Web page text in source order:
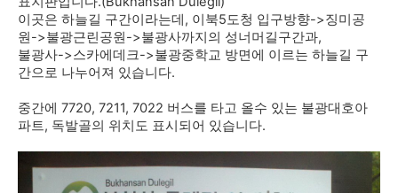
이곳은 하늘길 구간이라는데, 이북5도청 입구방향->징미공
원->불광근린공원->불광사까지의 성너머길구간과,
불광사->스카에데크->불광중학교 방면에 이르는 하늘길 구
간으로 나누어져 있습니다.
중간에 7720, 7211, 7022 버스를 타고 올수 있는 불광대호아
파트, 독발골의 위치도 표시되어 있습니다.